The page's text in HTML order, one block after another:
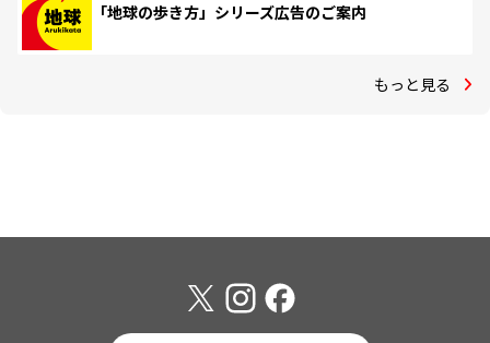
「地球の歩き方」シリーズ広告のご案内
もっと見る